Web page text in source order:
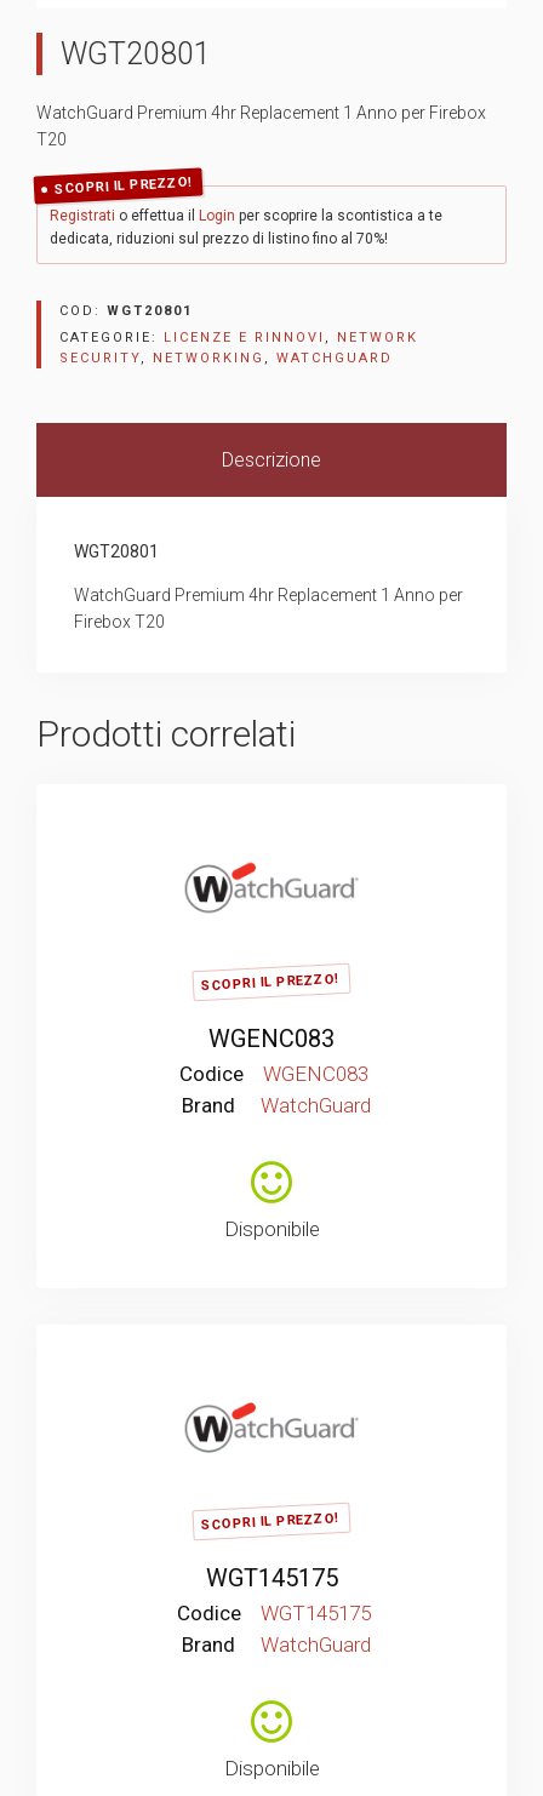
WGT20801
WatchGuard Premium 4hr Replacement 1 Anno per Firebox
T20
SCOPRI IL PREZZO!
Registrati o effettua il Login per scoprire la scontistica a te
dedicata, riduzioni sul prezzo di listino fino al 70%!
COD: WGT20801
CATEGORIE: LICENZE E RINNOVI , NETWORK
SECURITY, NETWORKING , WATCHGUARD
Descrizione
WGT20801
WatchGuard Premium 4hr Replacement 1 Anno per
Firebox T20
Prodotti correlati
SCOPRI IL PREZZO!
WGENC083
Codice
WGENC083
Brand
WatchGuard
Disponibile
SCOPRI IL PREZZO!
WGT145175
Codice
WGT145175
Brand
WatchGuard
Disponibile